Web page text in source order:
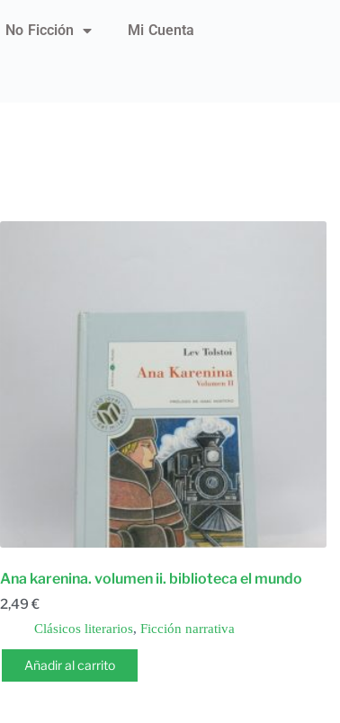
No Ficción Mi Cuenta
Ana karenina. volumen ii. biblioteca el mundo
2,49 €
Clásicos literarios, Ficción narrativa
Añadir al carrito